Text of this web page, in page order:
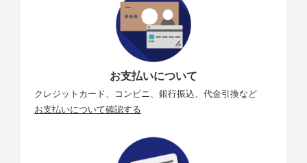
お支払いについて
クレジットカード、コンビニ、銀行振込、代金引換など
お支払いについて確認する